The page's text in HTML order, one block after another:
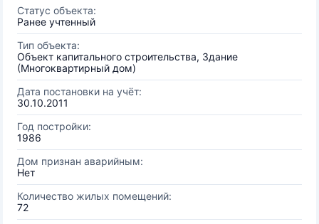
Статус объекта:
Ранее учтенный
Тип объекта:
Объект капитального строительства, Здание
(Многоквартирный дом)
Дата постановки на учёт:
30.10.2011
Год постройки:
1986
Дом признан аварийным:
Нет
Количество жилых помещений:
72